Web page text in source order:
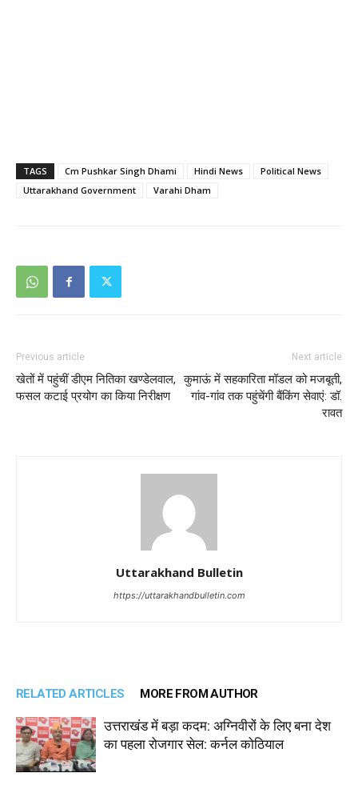
TAGS Cm Pushkar Singh Dhami Hindi News
Political News
Uttarakhand Government
Varahi Dham
Previous article
खेतों में पहुंचीं डीएम नितिका खण्डेलवाल,
फसल कटाई प्रयोग का किया निरीक्षण
Next article
कुमाऊं में सहकारिता मॉडल को मजबूती,
गांव-गांव तक पहुंचेंगी बैंकिंग सेवाएं: डॉ.
रावत
Uttarakhand Bulletin
https://uttarakhandbulletin.com
RELATED ARTICLES MORE FROM AUTHOR
उत्तराखंड में बड़ा कदम: अग्निवीरों के लिए बना देश
का पहला रोजगार सेल: कर्नल कोठियाल